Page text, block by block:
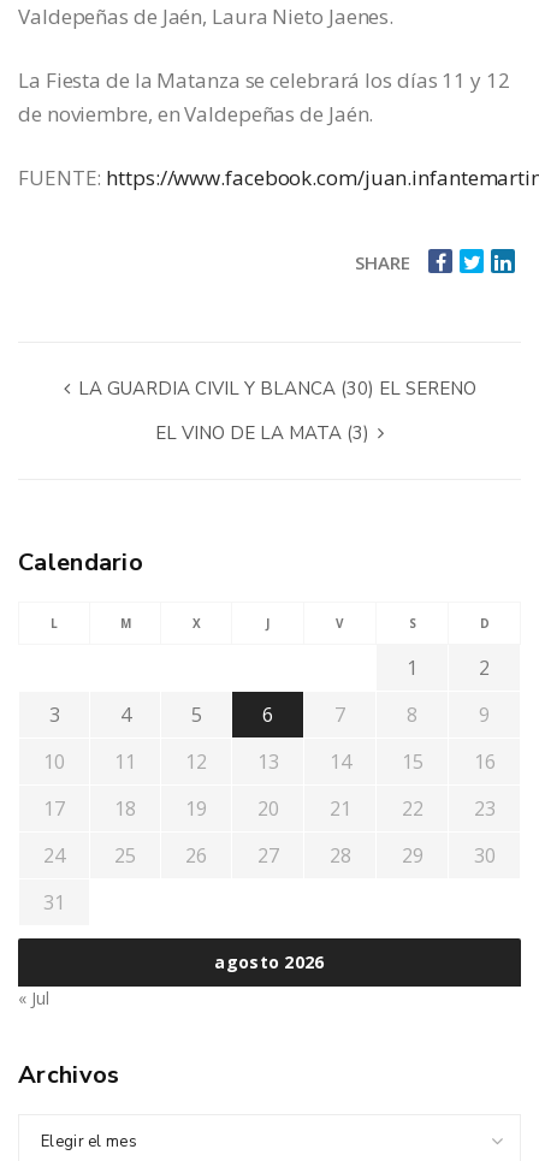
Valdepeñas de Jaén, Laura Nieto Jaenes.
La Fiesta de la Matanza se celebrará los días 11 y 12
de noviembre, en Valdepeñas de Jaén.
FUENTE: https://www.facebook.com/
SHARE
LA GUARDIA CIVIL Y BLANCA (30) EL SERENO
EL VINO DE LA MATA (3)
Calendario
agosto 2026
L M X J V S D
1
2
3
4 5 6 7 8
9
10
11 12 13 14 15
16
17
18 19 20 21 22
23
24
25 26 27 28 29
30
31
« Jul
Archivos
Elegir el mes